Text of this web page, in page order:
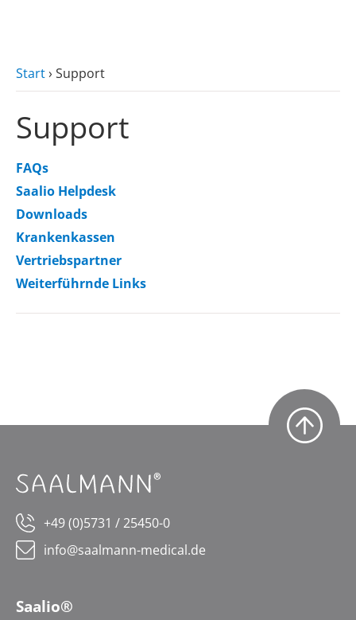
zum Hauptinhalt
Start› Support
Support
FAQs
Saalio Helpdesk
Downloads
Krankenkassen
Vertriebspartner
Weiterführnde Links
+49 (0)5731 / 25450-0
info@saalmann-medical.de
Saalio®